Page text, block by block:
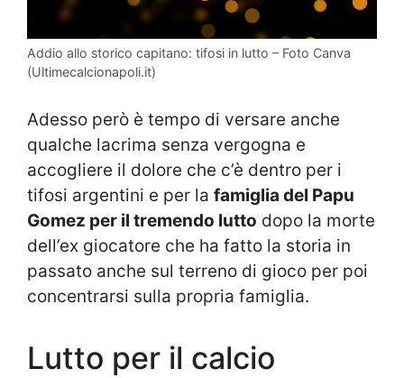
Addio allo storico capitano: tifosi in lutto – Foto Canva
(Ultimecalcionapoli.it)
Adesso però è tempo di versare anche
qualche lacrima senza vergogna e
accogliere il dolore che c’è dentro per i
tifosi argentini e per la famiglia del Papu
Gomez per il tremendo lutto dopo la morte
dell’ex giocatore che ha fatto la storia in
passato anche sul terreno di gioco per poi
concentrarsi sulla propria famiglia.
Lutto per il calcio